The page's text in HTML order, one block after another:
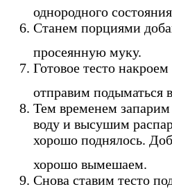
однородного
Станем порциями
просеянную муку.
Готовое тесто
отправим подыматься
Тем временем
воду и высушим
хорошо поднялось.
хорошо вымешаем.
Снова ставим тесто